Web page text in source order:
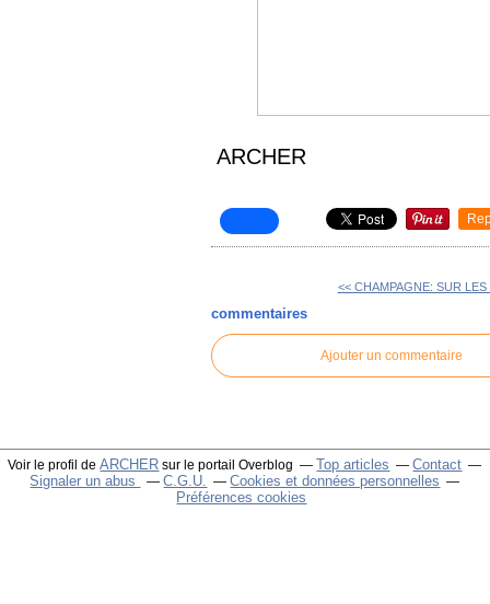
ARCHER
<< CHAMPAGNE: SUR
commentaires
Ajouter un commentaire
Voir le profil deARCHER sur le portail Overblog Top articles
Contact
Signaler un abus
C.G.U.
Cookies et données personnelles
Préférences cookies